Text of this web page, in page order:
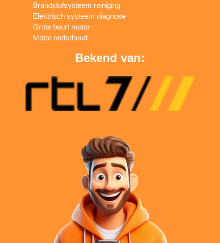
Brandstofsysteem reiniging
Elektrisch systeem diagnose
Grote beurt motor
Motor onderhoud
Bekend van: